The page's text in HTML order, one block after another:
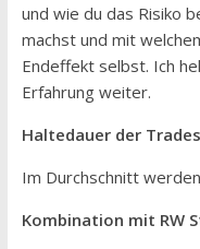
und wie du das Risiko
machst und mit
Endeffekt selbst. Ich
Erfahrung weiter.
Haltedauer der Trades
Im Durchschnitt
Kombination mit RW